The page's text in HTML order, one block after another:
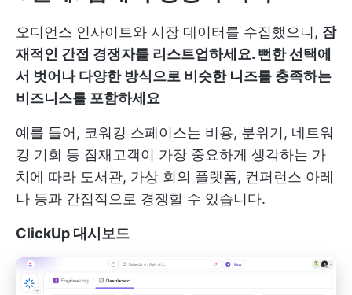
오디언스 인사이트와 시장 데이터를 수집했으니, 잠
재적인 간접 경쟁자를 리스트업하세요. 뻔한 선택에
서 벗어나 다양한 방식으로 비슷한 니즈를 충족하는
비즈니스를 포함하세요
예를 들어, 코워킹 스페이스는 비용, 분위기, 네트워
킹 기회 등 잠재고객이 가장 중요하게 생각하는 가
치에 따라 도서관, 가상 회의 플랫폼, 컨퍼런스 아레
나 등과 간접적으로 경쟁할 수 있습니다.
ClickUp 대시보드